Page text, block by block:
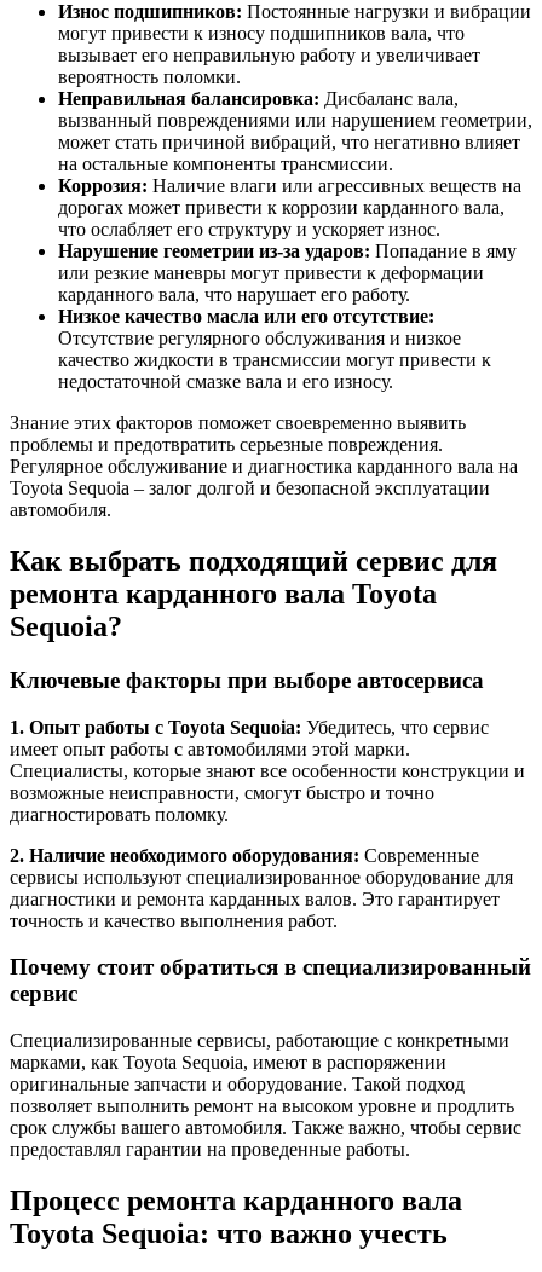
Износ подшипников: Постоянные нагрузки и вибрации
могут привести к износу подшипников вала, что
вызывает его неправильную работу и увеличивает
вероятность поломки.
Неправильная балансировка: Дисбаланс вала,
вызванный повреждениями или нарушением геометрии,
может стать причиной вибраций, что негативно влияет
на остальные компоненты трансмиссии.
Коррозия: Наличие влаги или агрессивных веществ на
дорогах может привести к коррозии карданного вала,
что ослабляет его структуру и ускоряет износ.
Нарушение геометрии из-за ударов: Попадание в яму
или резкие маневры могут привести к деформации
карданного вала, что нарушает его работу.
Низкое качество масла или его отсутствие:
Отсутствие регулярного обслуживания и низкое
качество жидкости в трансмиссии могут привести к
недостаточной смазке вала и его износу.
Знание этих факторов поможет своевременно выявить
проблемы и предотвратить серьезные повреждения.
Регулярное обслуживание и диагностика карданного вала на
Toyota Sequoia – залог долгой и безопасной эксплуатации
автомобиля.
Как выбрать подходящий сервис для
ремонта карданного вала Toyota
Sequoia?
Ключевые факторы при выборе автосервиса
1. Опыт работы с Toyota Sequoia: Убедитесь, что сервис
имеет опыт работы с автомобилями этой марки.
Специалисты, которые знают все особенности конструкции и
возможные неисправности, смогут быстро и точно
диагностировать поломку.
2. Наличие необходимого оборудования: Современные
сервисы используют специализированное оборудование для
диагностики и ремонта карданных валов. Это гарантирует
точность и качество выполнения работ.
Почему стоит обратиться в специализированный
сервис
Специализированные сервисы, работающие с конкретными
марками, как Toyota Sequoia, имеют в распоряжении
оригинальные запчасти и оборудование. Такой подход
позволяет выполнить ремонт на высоком уровне и продлить
срок службы вашего автомобиля. Также важно, чтобы сервис
предоставлял гарантии на проведенные работы.
Процесс ремонта карданного вала
Toyota Sequoia: что важно учесть